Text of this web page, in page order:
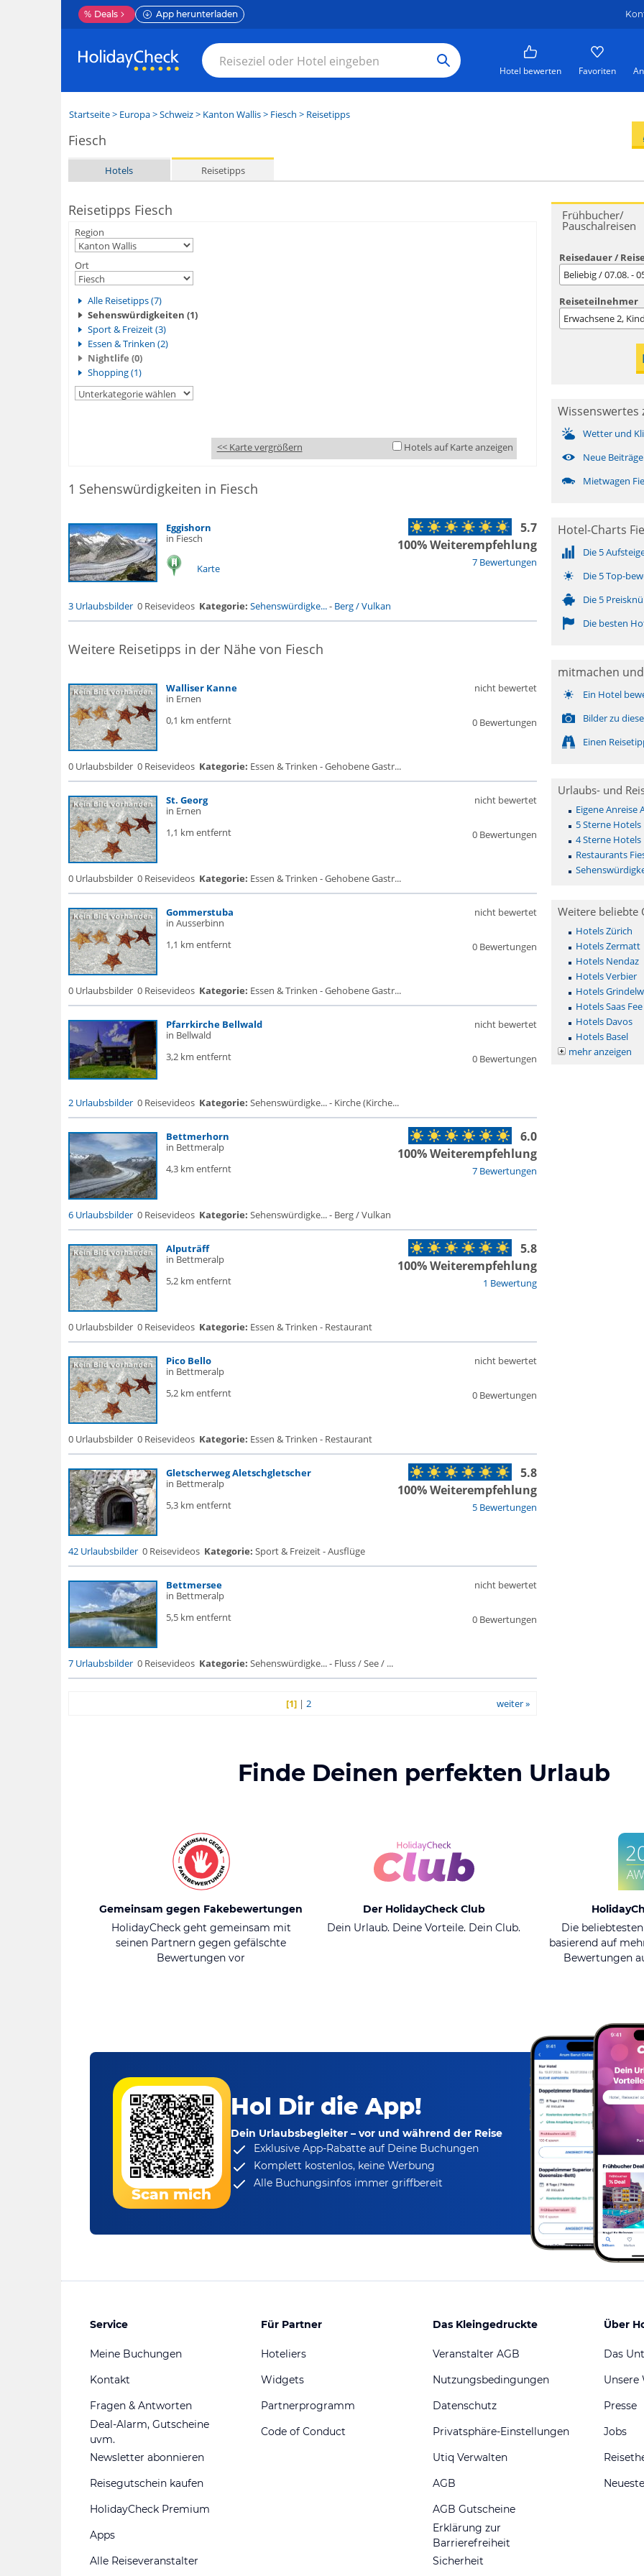
% Deals App herunterladen
Hotel bewerten Favoriten
Startseite> Europa>Schweiz> Kanton Wallis> Fiesch > Reisetipps
Fiesch
Hotels Reisetipps
Reisetipps Fiesch
Region
Ort
Alle Reisetipps (7)
Sehenswürdigkeiten (1)
Sport & Freizeit (3)
Essen & Trinken (2)
Nightlife (0)
Shopping (1)
<< Karte vergrößern Hotels auf Karte anzeigen
1 Sehenswürdigkeiten in Fiesch
Eggishorn
in Fiesch
Karte 7 Bewertungen
5.7
100% Weiterempfehlung
3 Urlaubsbilder 0 Reisevideos Kategorie: Sehenswürdigke...- Berg / Vulkan
Weitere Reisetipps in der Nähe von Fiesch
Walliser Kanne
in Ernen
0,1 km entfernt
0 Bewertungen
nicht bewertet
0 Urlaubsbilder 0 Reisevideos Kategorie: Essen & Trinken - Gehobene Gastr...
St. Georg
in Ernen
1,1 km entfernt
0 Bewertungen
nicht bewertet
0 Urlaubsbilder 0 Reisevideos Kategorie: Essen & Trinken - Gehobene Gastr...
Gommerstuba
in Ausserbinn
1,1 km entfernt
0 Bewertungen
nicht bewertet
0 Urlaubsbilder 0 Reisevideos Kategorie: Essen & Trinken - Gehobene Gastr...
Pfarrkirche Bellwald
in Bellwald
3,2 km entfernt
0 Bewertungen
nicht bewertet
2 Urlaubsbilder 0 Reisevideos Kategorie: Sehenswürdigke... - Kirche (Kirche...
Bettmerhorn
in Bettmeralp
4,3 km entfernt
7 Bewertungen
6.0
100% Weiterempfehlung
6 Urlaubsbilder 0 Reisevideos Kategorie: Sehenswürdigke... - Berg / Vulkan
Alputräff
in Bettmeralp
5,2 km entfernt
1 Bewertung
5.8
100% Weiterempfehlung
0 Urlaubsbilder 0 Reisevideos Kategorie: Essen & Trinken - Restaurant
Pico Bello
in Bettmeralp
5,2 km entfernt
0 Bewertungen
nicht bewertet
0 Urlaubsbilder 0 Reisevideos Kategorie: Essen & Trinken - Restaurant
Gletscherweg Aletschgletscher
in Bettmeralp
5,3 km entfernt
5 Bewertungen
5.8
100% Weiterempfehlung
42 Urlaubsbilder 0 Reisevideos Kategorie: Sport & Freizeit - Ausflüge
Bettmersee
in Bettmeralp
5,5 km entfernt
0 Bewertungen
nicht bewertet
7 Urlaubsbilder 0 Reisevideos Kategorie: Sehenswürdigke... - Fluss / See / ...
[1]| 2 weiter »
Frühbucher/
Pauschalreisen
Reisedauer /
Beliebig / 07.08. -
Reiseteilnehmer
Erwachsene2,
Wissenswertes
Wetter und
Neue
Mietwagen
Hotel-Charts
Die 5
Die 5 Top-
Die 5
Die besten
mitmachen
Ein Hotel
Bilder zu
Einen
Urlaubs- und
Eigene Anreise
5 Sterne Hotels
4 Sterne Hotels
Restaurants
Weitere beliebte
Hotels Zürich
Hotels Zermatt
Hotels Nendaz
Hotels Verbier
Hotels
Hotels Saas Fee
Hotels Davos
Hotels Basel
mehr anzeigen
Finde Deinen perfekten Urlaub
Gemeinsam gegen Fakebewertungen
HolidayCheck geht gemeinsam mit
seinen Partnern gegen gefälschte
Bewertungen vor
Der HolidayCheck Club
Dein Urlaub. Deine Vorteile. Dein Club.
Die
basierend auf
Bewertungen
Scan mich
Hol Dir die App!
Dein Urlaubsbegleiter – vor und während der Reise
Exklusive App-Rabatteauf Deine Buchungen
Komplett kostenlos, keine Werbung
Alle Buchungsinfos immer griffbereit
Service
Meine Buchungen
Kontakt
Fragen & Antworten
Deal-Alarm, Gutscheine
uvm.
Newsletter abonnieren
Reisegutschein kaufen
HolidayCheck Premium
Apps
Alle Reiseveranstalter
Für Partner
Hoteliers
Widgets
Partnerprogramm
Code of Conduct
Das Kleingedruckte
Veranstalter AGB
Nutzungsbedingungen
Datenschutz
Privatsphäre-Einstellungen
Utiq Verwalten
AGB
AGB Gutscheine
Erklärung zur
Barrierefreiheit
Sicherheit
Über
Das
Unsere
Presse
Jobs